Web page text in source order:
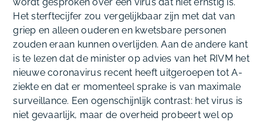
Het sterftecijfer zou vergelijkbaar zijn met dat van
griep en alleen ouderen en kwetsbare personen
zouden eraan kunnen overlijden. Aan de andere kant
is te lezen dat de minister op advies van het RIVM het
nieuwe coronavirus recent heeft uitgeroepen tot A-
ziekte en dat er momenteel sprake is van maximale
surveillance. Een ogenschijnlijk contrast: het virus is
niet gevaarlijk, maar de overheid probeert wel op